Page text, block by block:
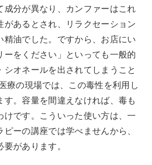
成分が異なり、カンファーはこれ
があるとされ、リラクセーション
精油でした。ですから、お店にい
ーをください」といっても一般的
シオネールを出されてしまうこと
療の現場では、この毒性を利用し
す。容量を間違えなければ、毒も
けです。こういった使い方は、一
ーの講座では学べませんから、
があります。